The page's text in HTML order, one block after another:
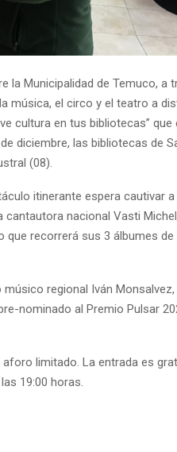
la Municipalidad de Temuco, a
música, el circo y el teatro a
cultura en tus bibliotecas” que
diciembre, las bibliotecas de
(08).
itinerante espera cautivar
nacional Vasti
que recorrerá sus 3 álbumes
regional Iván Monsalvez,
nominado al Premio Pulsar
limitado. La entrada es
19:00 horas.